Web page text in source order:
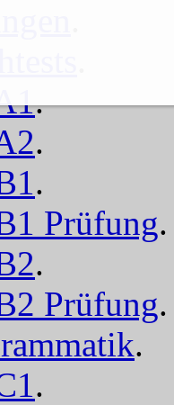
.
.
.
Prüfung.
.
Prüfung.
.
.